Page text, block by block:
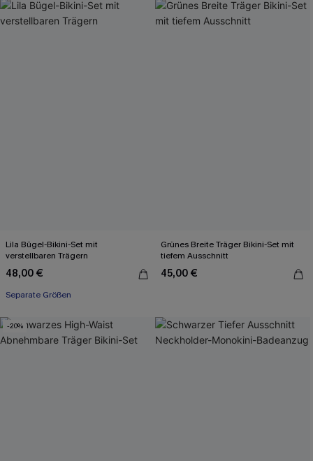
Lila Bügel-Bikini-Set mit
verstellbaren Trägern
48,00 €
Separate Größen
Grünes Breite Träger Bikini-Set mit
tiefem Ausschnitt
45,00 €
-20%